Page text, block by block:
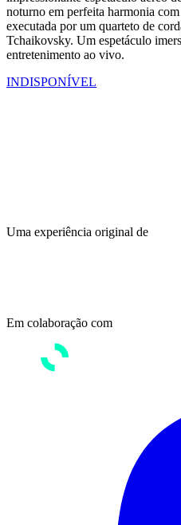
noturno em perfeita harmonia
executada por um quarteto de
Tchaikovsky. Um espetáculo
entretenimento ao vivo.
INDISPONÍVEL
Uma experiência original de
Em colaboração com